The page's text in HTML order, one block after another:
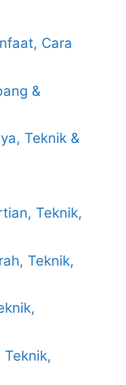
Cara
&
Teknik &
Teknik,
Teknik,
Teknik,